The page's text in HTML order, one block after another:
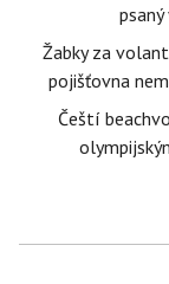
Žabky za
pojišťovna
Čeští